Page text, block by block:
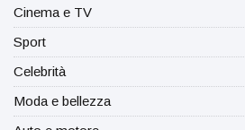
Cinema e TV
Sport
Celebrità
Moda e bellezza